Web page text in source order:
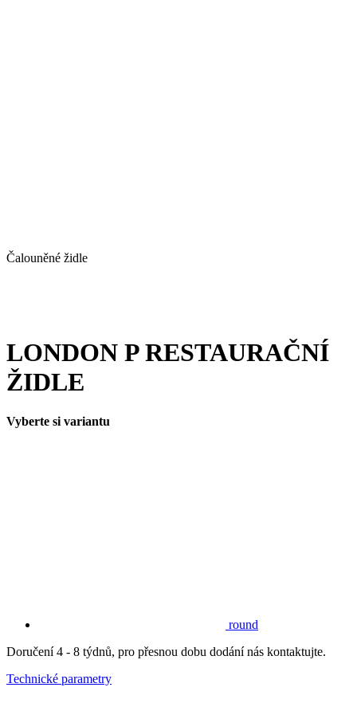
Čalouněné židle
LONDON P RESTAURAČNÍ
ŽIDLE
Vyberte si variantu
round
Doručení 4 - 8 týdnů, pro přesnou dobu dodání nás kontaktujte.
Technické parametry